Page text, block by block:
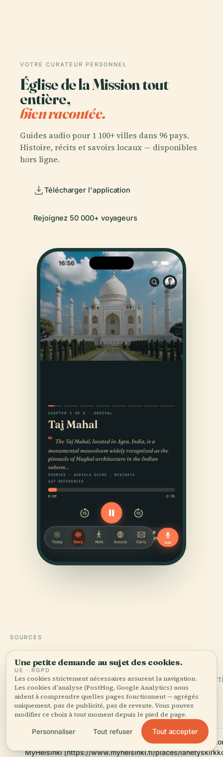
VOTRE CURATEUR PERSONNEL
Église de la Mission tout
entière,
bien racontée.
Guides audio pour 1 100+ villes dans 96 pays.
Histoire, récits et savoirs locaux — disponibles
hors ligne.
Télécharger l'application
Rejoignez 50 000+ voyageurs
SOURCES
Vérifié,et montré.
Recherché et rédigé par l'équipe éditoriale d'Audiala à
d'archives architecturales et de connaissances locales.
Dernière révision : April 2026
Mission Church Helsinki: Visiting Hours, Tickets, and
MyHelsinki [https://www.myhelsinki.fi/places/
Une petite demande au sujet des cookies.
UE · RGPD
Les cookies strictement nécessaires assurent la navigation.
Les cookies d'analyse (PostHog, Google Analytics) nous
aident à comprendre quelles pages fonctionnent — agrégés
uniquement, pas de publicité, pas de revente. Vous pouvez
modifier ce choix à tout moment depuis le pied de page.
Personnaliser Tout refuser Tout accepter